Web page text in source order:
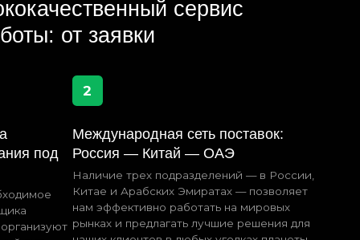
— Китай — ОАЭ
трех подразделений — в России,
и Арабских Эмиратах — позволяет
клиентов в любых уголках планеты.